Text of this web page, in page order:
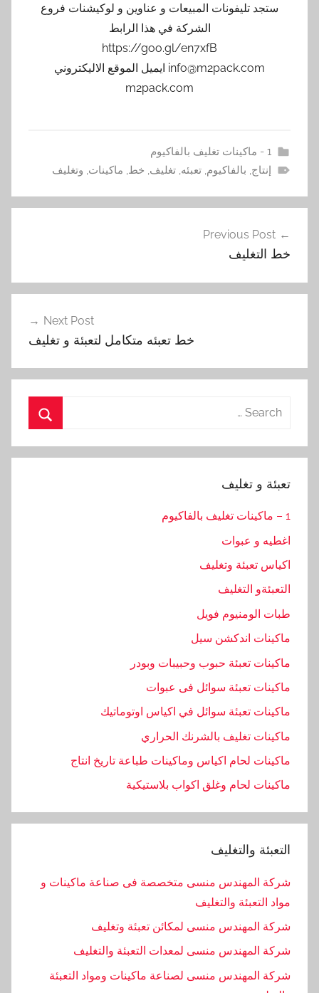
ستجد تليفونات المبيعات و عناوين و لوكيشنات فروع
الشركة في هذا الرابط
https://goo.gl/en7xfB
info@m2pack.com ايميل الموقع الاليكتروني
m2pack.com
1 - ماكينات تغليف بالفاكيوم
إنتاج, بالفاكيوم,تعبئه,تغليف, خط, ماكينات, وتغليف
المقالات
Previous Post
خط التغليف
Next Post
خط تعبئه متكامل لتعبئة و تغليف
Search
تعبئة و تغليف
1 – ماكينات تغليف بالفاكيوم
اغطيه و عبوات
اكياس تعبئة وتغليف
التعبئةو التغليف
طبات الومنيوم فويل
ماكينات اندكشن سيل
ماكينات تعبئة حبوب وحبيبات وبودر
ماكينات تعبئة سوائل فى عبوات
ماكينات تعبئة سوائل في اكياس اوتوماتيك
ماكينات تغليف بالشرنك الحراري
ماكينات لحام اكياس وماكينات طباعة تاريخ انتاج
ماكينات لحام وغلق اكواب بلاستيكية
التعبئة والتغليف
شركة المهندس منسى متخصصة فى صناعة ماكينات و
مواد التعبئة والتغليف
شركة المهندس منسى لمكائن تعبئة وتغليف
شركة المهندس منسى لمعدات التعبئة والتغليف
شركة المهندس منسى لصناعة ماكينات ومواد التعبئة